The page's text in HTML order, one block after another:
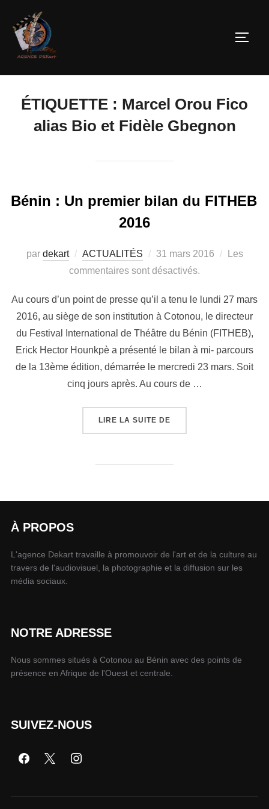
ÉTIQUETTE : Marcel Orou Fico
alias Bio et Fidèle Gbegnon
Bénin : Un premier bilan du FITHEB
2016
par dekart ACTUALITÉS 31 mars 2016
Les
commentaires sont désactivés.
Au cours d’un point de presse qu’il a tenu le lundi 27 mars
2016, au siège de son institution à Cotonou, le directeur
du Festival International de Théâtre du Bénin (FITHEB),
Erick Hector Hounkpè a présenté le bilan à mi- parcours
de la 13ème édition, démarrée le mercredi 23 mars. Soit
cinq jours après. Au cours de …
LIRE LA SUITE DE
À PROPOS
L'agence Dekart travaille à promouvoir de l'art et de la culture au
travers de l'audiovisuel, la photographie et la diffusion sur les
média sociaux.
NOTRE ADRESSE
Nous sommes situés à Cotonou au Bénin avec des points de
présence en Afrique de l'Ouest et centrale.
SUIVEZ-NOUS